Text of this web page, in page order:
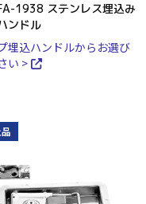
1938 ステンレス埋込み
ンドル
埋込ハンドルからお選び
い >